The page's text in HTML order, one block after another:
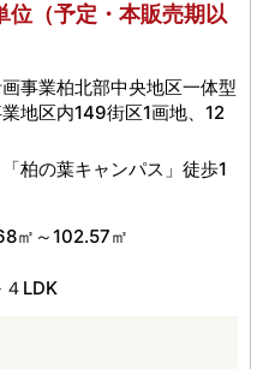
位（予定・本販売期以
事業柏北部中央地区一体型
地区内149街区1画地、12
柏の葉キャンパス」徒歩1
㎡～102.57㎡
４LDK